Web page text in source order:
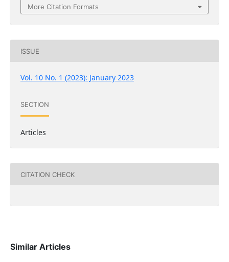
More Citation Formats
ISSUE
Vol. 10 No. 1 (2023): January 2023
SECTION
Articles
CITATION CHECK
Similar Articles